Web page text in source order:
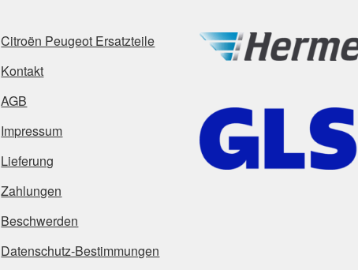
Citroën Peugeot Ersatzteile
Kontakt
AGB
Impressum
Lieferung
Zahlungen
Beschwerden
Datenschutz-Bestimmungen